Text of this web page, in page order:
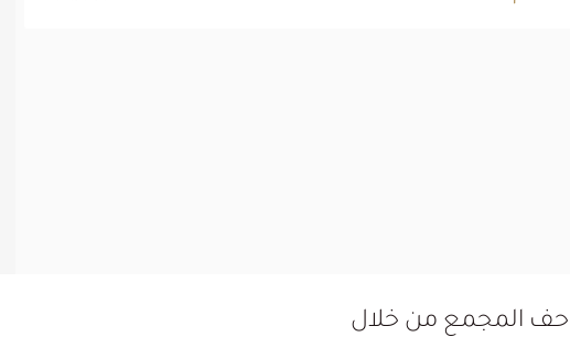
المجمع من خلال